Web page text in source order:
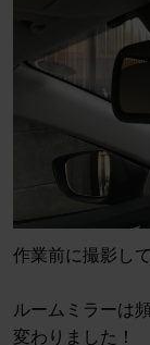
作業前に撮影し
ルームミラーは
変わりました！